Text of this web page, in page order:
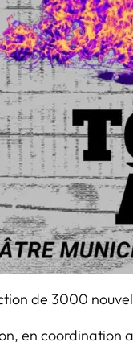
de 3000
en coordination